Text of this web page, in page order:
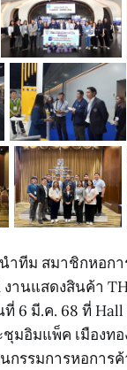
ำทีม สมาชิกหอกา
งานแสดงสินค้า
ที่ 6 มี.ค. 68 ที่
มอิมแพ็ค เมืองท
กรรมการหอการ